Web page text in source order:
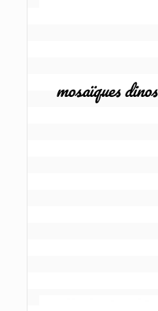
mosaïques dinos